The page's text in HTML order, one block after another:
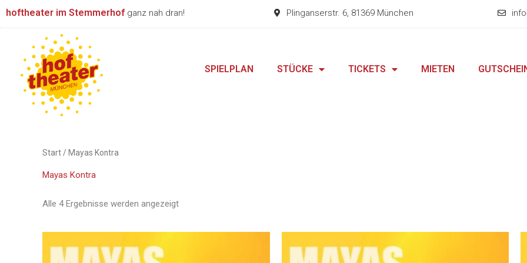
Zum
hoftheater im Stemmerhof ganz nah dran! Plinganserstr. 6, 81369 München
SPIELPLAN STÜCKE TICKETS MIETEN
Start / Mayas Kontra
Mayas Kontra
Alle 4 Ergebnisse werden angezeigt
Beliebtheit
20,00 €
bis
Produkt
20,00 €
bis
Produkt